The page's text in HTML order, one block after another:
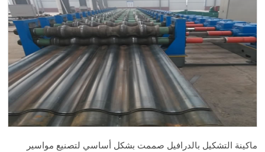
ماكينة التشكيل بالدرافيل صممت بشكل أساسي لتصنيع مواسير